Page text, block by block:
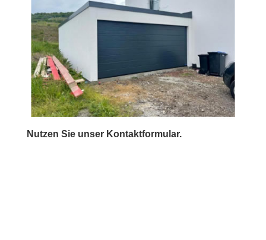
Nutzen Sie unser Kontaktformular.